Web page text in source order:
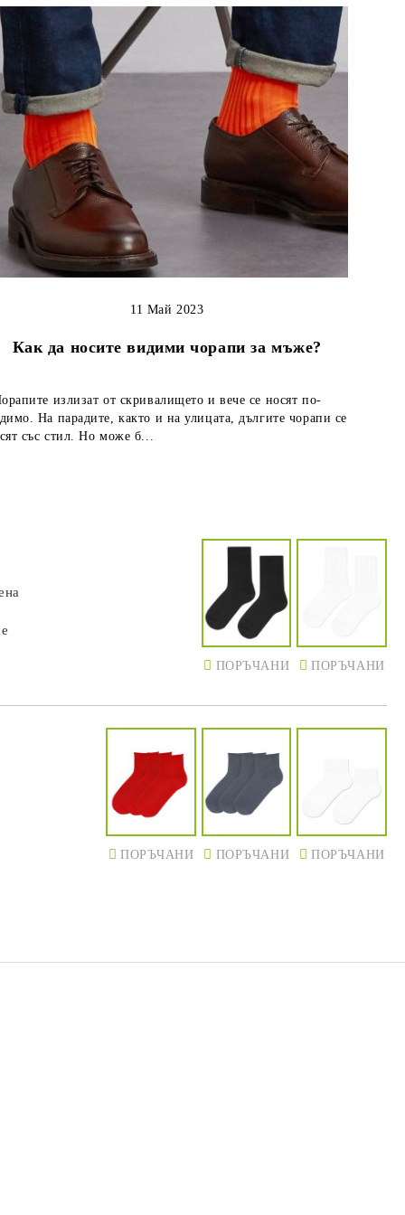
Как да носите видими чорапи за мъже?
11 Май 2023
излизат от скривалището и вече се носят по-
На парадите, както и на улицата, дългите чорапи се
със стил. Но може б...
ПОРЪЧАНИ ПОРЪЧАНИ
ПОРЪЧАНИ ПОРЪЧАНИ ПОРЪЧАНИ